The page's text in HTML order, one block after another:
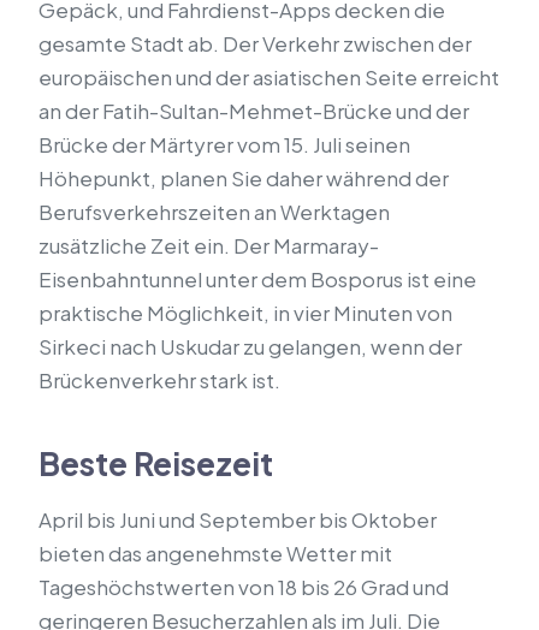
Gepäck, und Fahrdienst-Apps decken die
gesamte Stadt ab. Der Verkehr zwischen der
europäischen und der asiatischen Seite erreicht
an der Fatih-Sultan-Mehmet-Brücke und der
Brücke der Märtyrer vom 15. Juli seinen
Höhepunkt, planen Sie daher während der
Berufsverkehrszeiten an Werktagen
zusätzliche Zeit ein. Der Marmaray-
Eisenbahntunnel unter dem Bosporus ist eine
praktische Möglichkeit, in vier Minuten von
Sirkeci nach Uskudar zu gelangen, wenn der
Brückenverkehr stark ist.
Beste Reisezeit
April bis Juni und September bis Oktober
bieten das angenehmste Wetter mit
Tageshöchstwerten von 18 bis 26 Grad und
geringeren Besucherzahlen als im Juli. Die